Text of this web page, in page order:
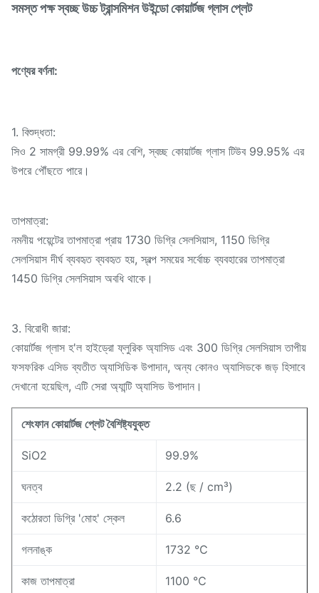
সমস্ত পক্ষ স্বচ্ছ উচ্চ ট্রান্সমিশন উইন্ডো কোয়ার্টজ গ্লাস প্লেট
পণ্যের বর্ণনা:
1. বিশুদ্ধতা:
সিও 2 সামগ্রী 99.99% এর বেশি, স্বচ্ছ কোয়ার্টজ গ্লাস টিউব 99.95% এর
উপরে পৌঁছতে পারে।
তাপমাত্রা:
নমনীয় পয়েন্টের তাপমাত্রা প্রায় 1730 ডিগ্রি সেলসিয়াস, 1150 ডিগ্রি
সেলসিয়াস দীর্ঘ ব্যবহৃত ব্যবহৃত হয়, স্বল্প সময়ের সর্বোচ্চ ব্যবহারের তাপমাত্রা
1450 ডিগ্রি সেলসিয়াস অবধি থাকে।
3. বিরোধী জারা:
কোয়ার্টজ গ্লাস হ'ল হাইড্রো ফ্লুরিক অ্যাসিড এবং 300 ডিগ্রি সেলসিয়াস তাপীয়
ফসফরিক এসিড ব্যতীত অ্যাসিডিক উপাদান, অন্য কোনও অ্যাসিডকে জড় হিসাবে
দেখানো হয়েছিল, এটি সেরা অ্যান্টি অ্যাসিড উপাদান।
শেংফান কোয়ার্টজ প্লেট বৈশিষ্ট্যযুক্ত
SiO2 99.9%
ঘনত্ব 2.2 (ছ / cm³)
কঠোরতা ডিগ্রি 'মোহ' স্কেল 6.6
গলনাঙ্ক 1732 ℃
কাজ তাপমাত্রা 1100 ℃